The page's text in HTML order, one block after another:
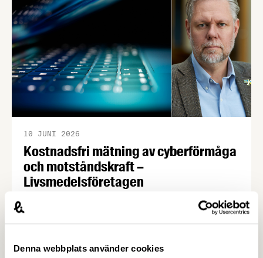
Denna webbplats använder cookies
möta nya krav i värdekedjan. Kraven på hållbarhet
ökar snabbt – från kunder, investerare och större
företag. …
Kostnadsfri mätning av cyberförmåga
och motståndskraft –
Livsmedelsföretagen
10 JUNI 2026
Cybersäkerhetslagen och NIS-2 direktivet innebär
hårdare krav på företag som levererar
våra medlemmar en kostnadsfri mätning av